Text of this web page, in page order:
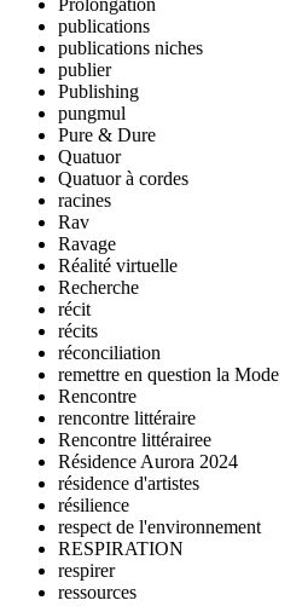
Prolongation
publications
publications niches
publier
Publishing
pungmul
Pure & Dure
Quatuor
Quatuor à cordes
racines
Rav
Ravage
Réalité virtuelle
Recherche
récit
récits
réconciliation
remettre en question la Mode
Rencontre
rencontre littéraire
Rencontre littérairee
Résidence Aurora 2024
résidence d'artistes
résilience
respect de l'environnement
RESPIRATION
respirer
ressources